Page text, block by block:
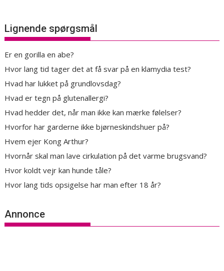
Lignende spørgsmål
Er en gorilla en abe?
Hvor lang tid tager det at få svar på en klamydia test?
Hvad har lukket på grundlovsdag?
Hvad er tegn på glutenallergi?
Hvad hedder det, når man ikke kan mærke følelser?
Hvorfor har garderne ikke bjørneskindshuer på?
Hvem ejer Kong Arthur?
Hvornår skal man lave cirkulation på det varme brugsvand?
Hvor koldt vejr kan hunde tåle?
Hvor lang tids opsigelse har man efter 18 år?
Annonce